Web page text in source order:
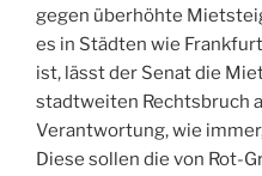
gegen überhöhte
es in Städten wie
ist, lässt der Senat die
stadtweiten Rechtsbruch
Verantwortung, wie
Diese sollen die von Rot-